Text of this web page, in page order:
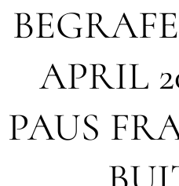
APRIL
PAUS